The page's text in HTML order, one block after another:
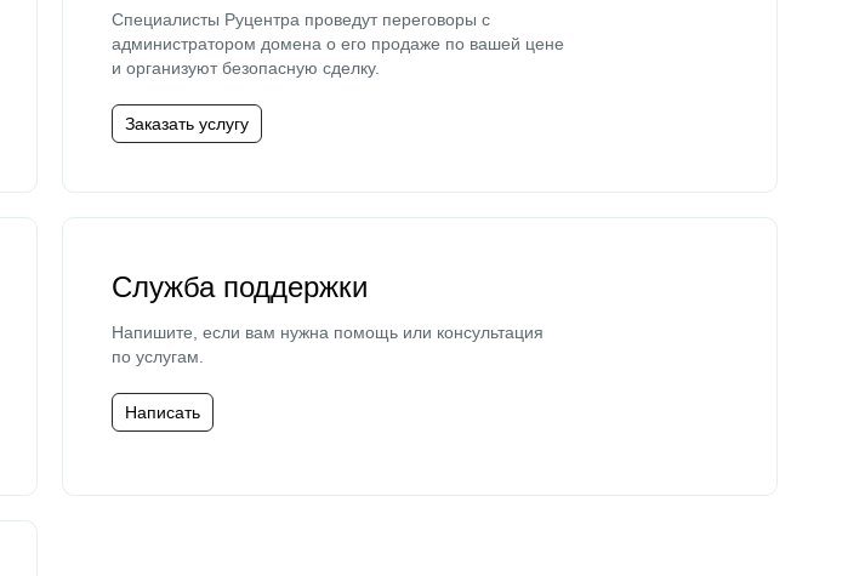
Специалисты Руцентра проведут переговоры с
администратором домена о его продаже по вашей цене
и организуют безопасную сделку.
Заказать услугу
Служба поддержки
Напишите, если вам нужна помощь или консультация
по услугам.
Написать